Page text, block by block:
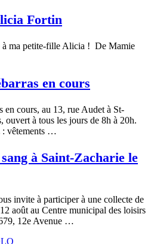
Fortin
à ma petite-fille Alicia ! De Mamie
en cours
en cours, au 13, rue Audet à St-
ouvert à tous les jours de 8h à 20h.
: vêtements …
à Saint-Zacharie le
invite à participer à une collecte de
août au Centre municipal des loisirs
12e Avenue …